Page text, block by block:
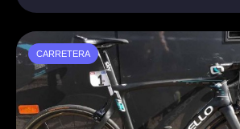
CARRETERA